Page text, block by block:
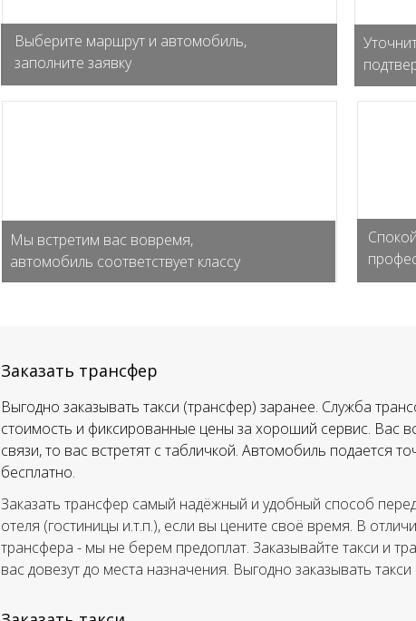
Выберите маршрут и автомобиль,
заполните заявку
Мы встретим вас вовремя,
автомобиль соответствует классу
Заказать трансфер самый надёжный и удобный способ
отеля (гостиницы и.т.п.), если вы цените своё время. В
трансфера - мы не берем предоплат. Заказывайте такси и
вас довезут до места назначения. Выгодно заказывать
Заказать трансфер
Выгодно заказывать такси (трансфер) заранее. Служба
стоимость и фиксированные цены за хороший сервис. Вас
связи, то вас встретят с табличкой. Автомобиль подается
бесплатно.